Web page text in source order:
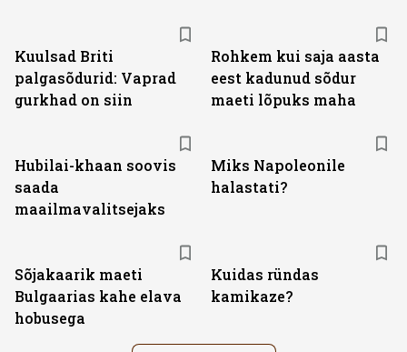
Kuulsad Briti
palgasõdurid: Vaprad
gurkhad on siin
Rohkem kui saja aasta
eest kadunud sõdur
maeti lõpuks maha
Hubilai-khaan soovis
saada
maailmavalitsejaks
Miks Napoleonile
halastati?
Sõjakaarik maeti
Bulgaarias kahe elava
hobusega
Kuidas ründas
kamikaze?